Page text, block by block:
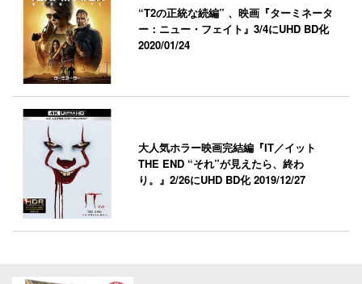
“T2の正統な続編” 、映画『ターミネータ
ー：ニュー・フェイト』3/4にUHD BD化
2020/01/24
大人気ホラー映画完結編『IT／イット
THE END “それ”が見えたら、終わ
り。』2/26にUHD BD化2019/12/27